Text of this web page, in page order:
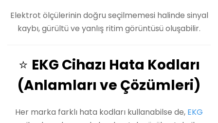
Elektrot ölçülerinin doğru seçilmemesi halinde sinyal
kaybı, gürültü ve yanlış ritim görüntüsü oluşabilir.
⭐ EKG Cihazı Hata Kodları
(Anlamları ve Çözümleri)
Her marka farklı hata kodları kullanabilse de, EKG